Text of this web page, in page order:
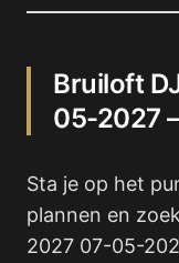
Bruiloft
05-2027
Sta je op het
plannen en
2027 07-05-